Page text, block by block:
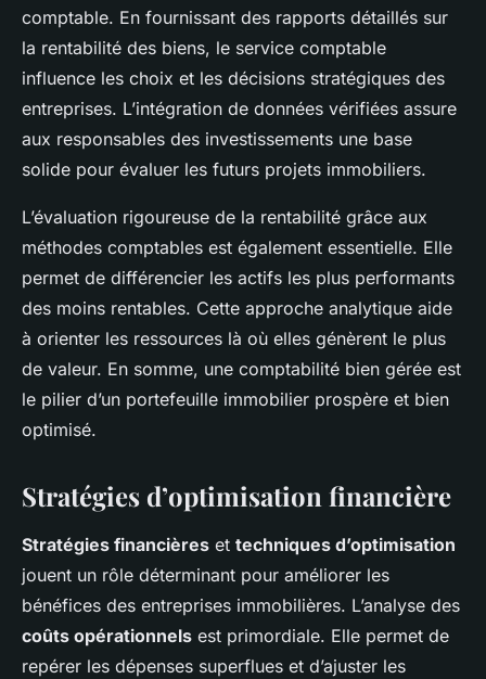
comptable. En fournissant des rapports détaillés sur
la rentabilité des biens, le service comptable
influence les choix et les décisions stratégiques des
entreprises. L’intégration de données vérifiées assure
aux responsables des investissements une base
solide pour évaluer les futurs projets immobiliers.
L’évaluation rigoureuse de la rentabilité grâce aux
méthodes comptables est également essentielle. Elle
permet de différencier les actifs les plus performants
des moins rentables. Cette approche analytique aide
à orienter les ressources là où elles génèrent le plus
de valeur. En somme, une comptabilité bien gérée est
le pilier d’un portefeuille immobilier prospère et bien
optimisé.
Stratégies d’optimisation financière
Stratégies financières et techniques d’optimisation
jouent un rôle déterminant pour améliorer les
bénéfices des entreprises immobilières. L’analyse des
coûts opérationnels est primordiale. Elle permet de
repérer les dépenses superflues et d’ajuster les